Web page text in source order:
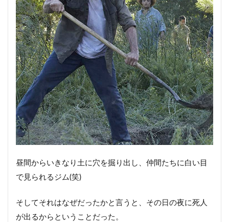
昼間からいきなり土に穴を掘り出し、仲間たちに白い目
で見られるジム(笑)
そしてそれはなぜだったかと言うと、その日の夜に死人
が出るからということだった。